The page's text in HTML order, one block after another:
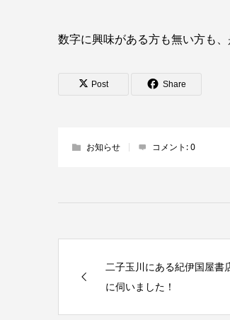
数字に興味がある方も無い方も、
Post Share
お知らせ コメント:0
二子玉川にある紀伊国屋
に伺いました！